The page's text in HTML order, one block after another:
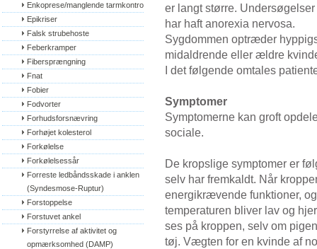
Enkoprese/manglende tarmkontrol
Epikriser
Falsk strubehoste
Feberkramper
Fibersprængning
Fnat
Fobier
Fodvorter
Forhudsforsnævring
Forhøjet kolesterol
Forkølelse
Forkølelsessår
Forreste ledbåndsskade i anklen
(Syndesmose-Ruptur)
Forstoppelse
Forstuvet ankel
Forstyrrelse af aktivitet og
opmærksomhed (DAMP)
er langt større.
har haft anorexia nervosa.
Sygdommen optræder
midaldrende eller ældre
I det følgende omtales
Symptomer
Symptomerne kan groft
sociale.
De kropslige symptomer er
selv har fremkaldt. Når
energikrævende funktioner,
temperaturen bliver lav og
ses på kroppen, selv om
tøj. Vægten for en kvinde af